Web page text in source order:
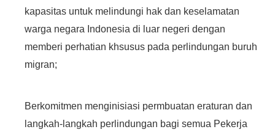
kapasitas untuk melindungi hak dan keselamatan
warga negara Indonesia di luar negeri dengan
memberi perhatian khsusus pada perlindungan buruh
migran;
Berkomitmen menginisiasi permbuatan eraturan dan
langkah-langkah perlindungan bagi semua Pekerja